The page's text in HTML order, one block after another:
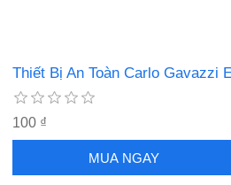
Thiết Bị An Toàn Carlo Gavazzi
100 ₫
MUA NGAY